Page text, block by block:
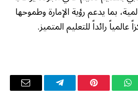
بما يدعم رؤية الإمارة وطموحها
رائداً للتعليم المتميز.
واتساب بينتيريستتيلقرام
البريد